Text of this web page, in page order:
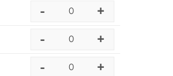
- +
- +
- +